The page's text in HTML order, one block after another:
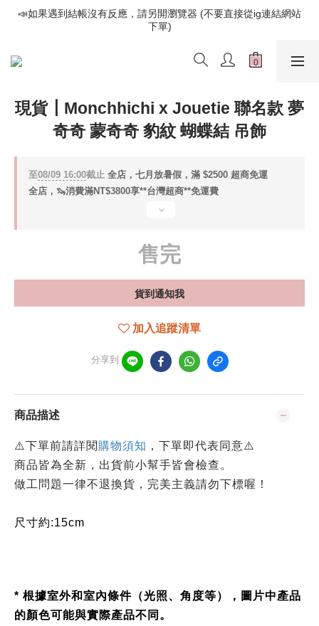
📣如果遇到結帳沒有反應，請另開瀏覽器 (不要直接從ig連結網站
下單)
📣如果遇到結帳沒有反應，請另開瀏覽器 (不要直接從ig連結網站
下單)
歡迎光臨૮⍝• ᴥ •⍝ა 新品請追蹤官方INSTAGRAM
下單)
現貨┃Monchhichi x Jouetie 聯名款 夢
奇奇 蒙奇奇 豹紋 蝴蝶結 吊飾
至08/09 16:00截止 全店，七月放暑假，滿 $2500 超商免運
全店，🦦消費滿NT$3800享**台灣超商**免運費
售完
貨到通知我
加入追蹤清單
分享到
商品描述
⚠️下單前請詳閱 購物須知 ，下單即代表同意⚠️
商品皆為全新，出貨前小幫手皆會檢查。
做工問題一律不退換貨，完美主義請勿下標喔！
尺寸約:15cm
* 根據室外和室內條件（光照、角度等），圖片中產品
的顏色可能與實際產品不同。